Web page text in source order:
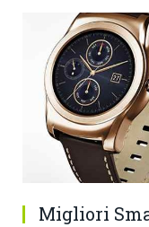
Migliori